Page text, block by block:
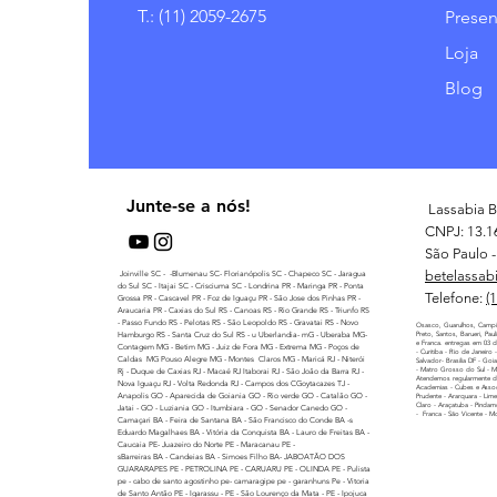
T.: (11) 2059-2675
Loja
Blog
Junte-se a nós!
Joinville SC - -Blumenau SC- Florianópolis SC - Chapeco SC - Jaragua
do Sul SC - Itajai SC - Crisciuma SC - Londrina PR - Maringa PR - Ponta
Grossa PR - Cascavel PR - Foz de Iguaçu PR - São Jose dos Pinhas PR -
Araucaria PR - Caxias do Sul RS - Canoas RS - Rio Grande RS - Triunfo RS
- Passo Fundo RS - Pelotas RS - São Leopoldo RS - Gravatai RS - Novo
Hamburgo RS - Santa Cruz do Sul RS - u Uberlandia- mG - Uberaba MG-
Contagem MG - Betim MG - Juiz de Fora MG - Extrema MG - Poços de
Caldas MG Pouso Alegre MG - Montes Claros MG - Maricá RJ - Niterói
Rj - Duque de Caxias RJ - Macaé RJ Itaborai RJ - São Joâo da Barra RJ -
Nova Iguaçu RJ - Volta Redonda RJ - Campos dos CGoytacazes TJ -
Anapolis GO - Aparecida de Goiania GO - Rio verde GO - Catalão GO -
Jatai - GO - Luziania GO - Itumbiara - GO - Senador Canedo GO -
Camaçari BA - Feira de Santana BA - São Francisco do Conde BA -s
Eduardo Magalhaes BA - Vitória da Conquista BA - Lauro de Freitas BA -
Caucaia PE- Juazeiro do Norte PE - Maracanau PE -
sBarreiras BA - Candeias BA - Simoes Filho BA- JABOATÃO DOS
GUARARAPES PE - PETROLINA PE - CARUARU PE - OLINDA PE - Pulista
pe - cabo de santo agostinho pe- camaragipe pe - garanhuns Pe - Vitoria
de Santo Antão PE - Igarassu - PE - São Lourenço da Mata - PE - Ipojuca
Lassabia
CNPJ:
São Paulo
Telefone:
Osasco, Guarulhos,
Preto, Santos, Barueri,
e Franca. entregas em 03
- Curitiba - Rio de Janeiro
Salvador- Brasilia DF -
- Matro Grosso do Sul -
Atendemos regularmente
Academias - Cubes e
Prudente - Ararquara -
Claro - Araçatuba -
- Franca - São Vicente -